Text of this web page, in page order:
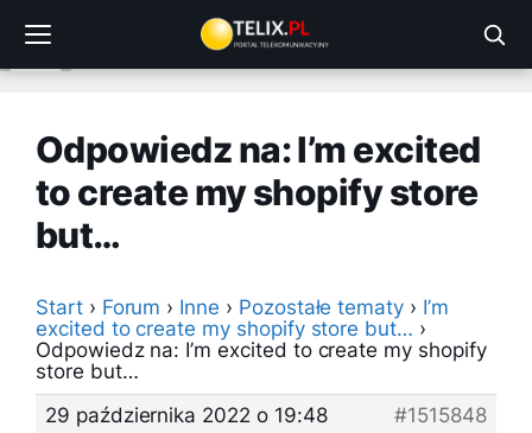
treści
Odpowiedz na: I’m excited
to create my shopify store
but…
Start › Forum › Inne › Pozostałe tematy › I’m
excited to create my shopify store but… ›
Odpowiedz na: I’m excited to create my shopify
store but…
29 października 2022 o 19:48
#1515848